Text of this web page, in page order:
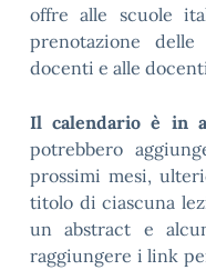
offre alle scuole
prenotazione
docenti e alle
Il calendario è in
potrebbero
prossimi mesi,
titolo di ciascuna
un abstract e
raggiungere i link